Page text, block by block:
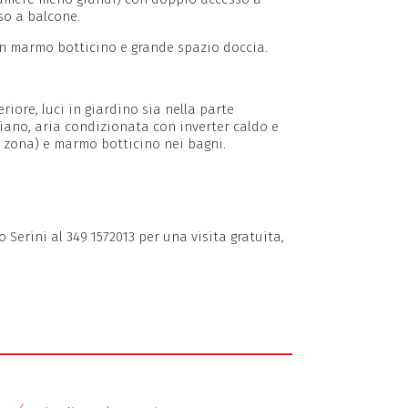
a balcone.
marmo botticino e grande spazio doccia.
luci in giardino sia nella parte
aria condizionata con inverter caldo e
e marmo botticino nei bagni.
al 349 1572013 per una visita gratuita,